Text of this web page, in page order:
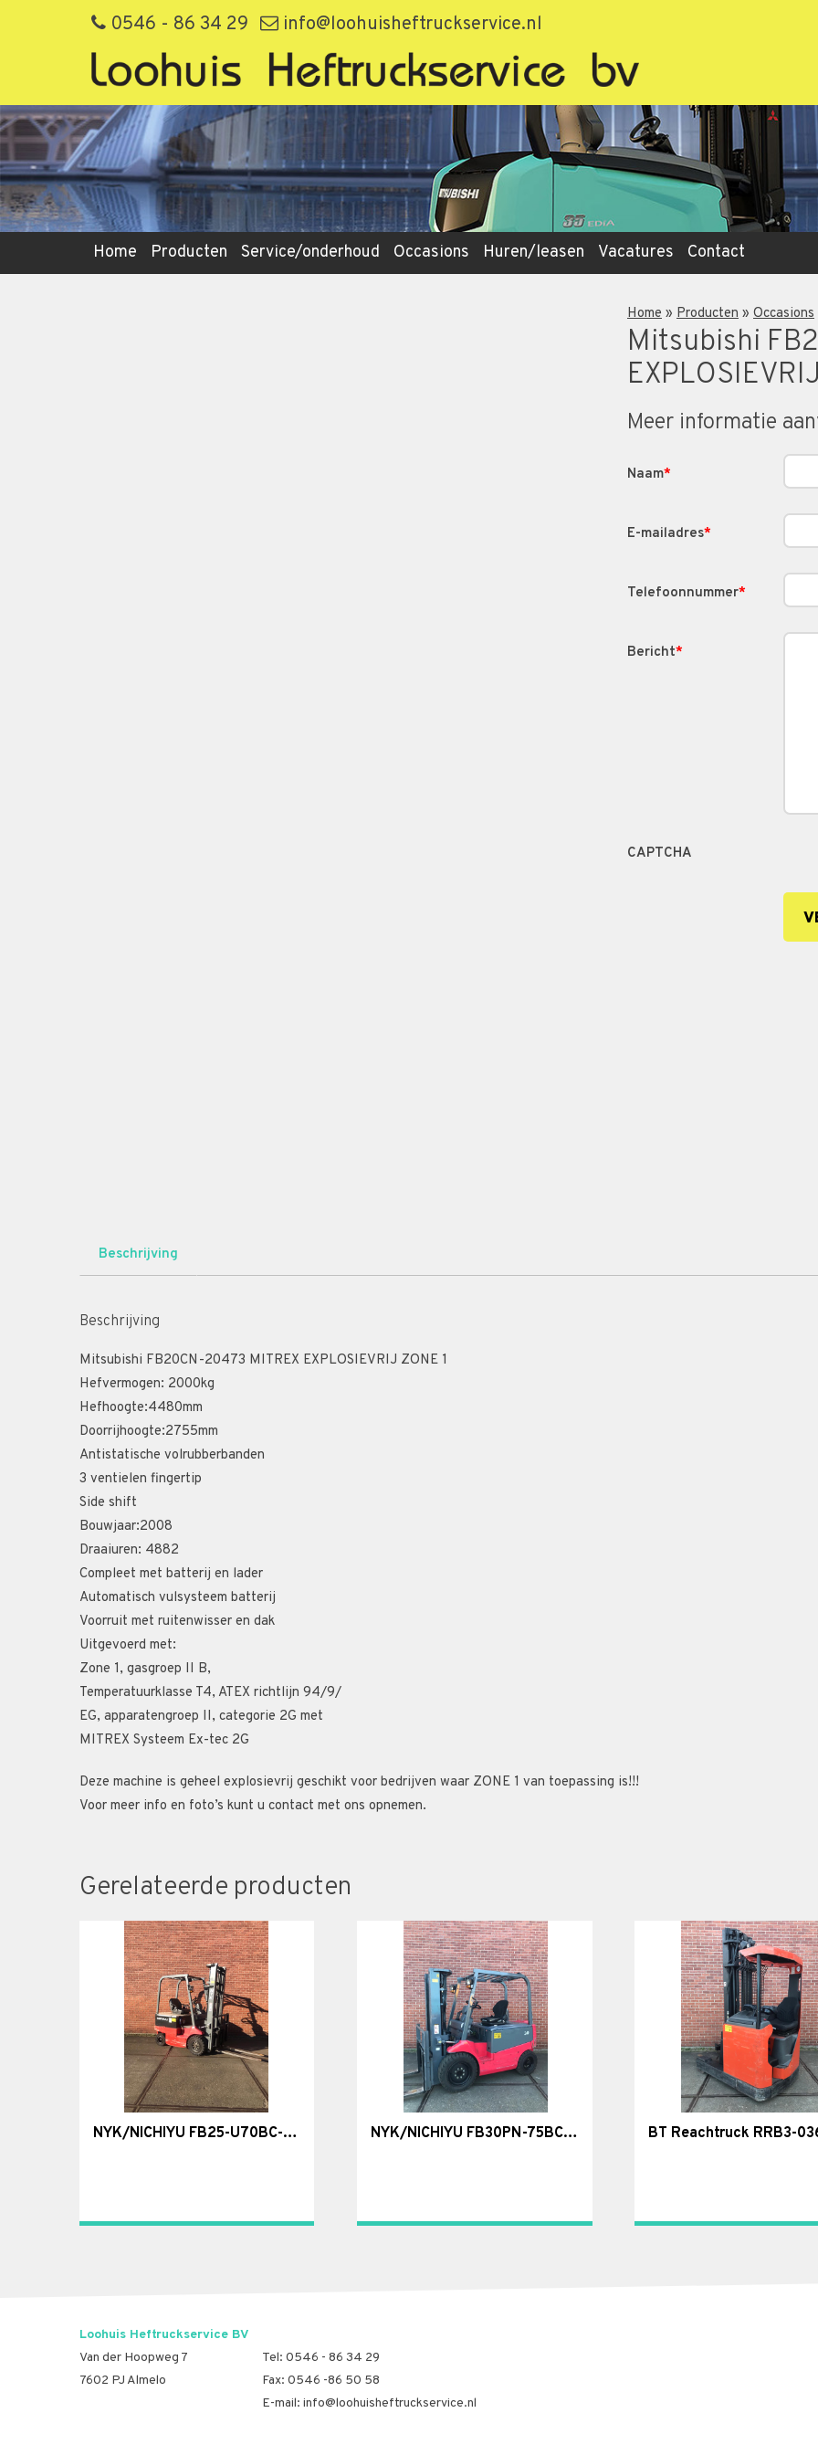
0546 - 86 34 29 info@loohuisheftruckservice.nl
Home Producten Service/onderhoud Occasions Huren/leasen Vacatures Contact
Home » Producten » Occasions
Mitsubishi
Meer informatie
Naam*
E-mailadres*
Telefoonnummer*
Bericht*
CAPTCHA
Beschrijving
Beschrijving
Mitsubishi FB20CN-20473 MITREX EXPLOSIEVRIJ ZONE 1
Hefvermogen: 2000kg
Hefhoogte:4480mm
Doorrijhoogte:2755mm
Antistatische volrubberbanden
3 ventielen fingertip
Side shift
Bouwjaar:2008
Draaiuren: 4882
Compleet met batterij en lader
Automatisch vulsysteem batterij
Voorruit met ruitenwisser en dak
Uitgevoerd met:
Zone 1, gasgroep II B,
Temperatuurklasse T4, ATEX richtlijn 94/9/
EG, apparatengroep II, categorie 2G met
MITREX Systeem Ex-tec 2G
Deze machine is geheel explosievrij geschikt voor bedrijven waar ZONE 1 van toepassing is!!!
Voor meer info en foto’s kunt u contact met ons opnemen.
Gerelateerde producten
NYK/NICHIYU FB25-U70BC-330 Special 0977 NYK/NICHIYU FB30PN-75BC-450MSF 0739 VERKOCHT! BT Reachtruck RRB3-
Loohuis Heftruckservice BV
Van der Hoopweg 7
7602 PJ Almelo
Tel: 0546 - 86 34 29
Fax: 0546 -86 50 58
E-mail: info@loohuisheftruckservice.nl